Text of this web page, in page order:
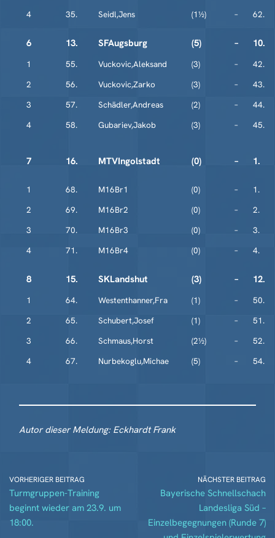
4
35. Seidl,Jens (1½) – 62.
6 13. SFAugsburg (5) – 10.
1 55. Vuckovic,Aleksand (3) –
42.
2
56. Vuckovic,Zarko (3) –
43.
3
57. Schädler,Andreas (2) –
44.
4
58. Gubariev,Jakob (3) – 45.
7 16. MTVIngolstadt (0) – 1.
1 68. M16Br1 (0) –
1.
2
69. M16Br2 (0) –
2.
3
70. M16Br3 (0) –
3.
4
71. M16Br4 (0) – 4.
8 15. SKLandshut (3) – 12.
1 64. Westenthanner,Fra (1) –
50.
2
65. Schubert,Josef (1) –
51.
3
66. Schmaus,Horst (2½) –
52.
4
67. Nurbekoglu,Michae (5) – 54.
Autor dieser Meldung: Eckhardt Frank
VORHERIGER BEITRAG
Turmgruppen-Training
beginnt wieder am 23.9. um
18:00.
NÄCHSTER BEITRAG
Bayerische Schnellschach
Landesliga Süd –
Einzelbegegnungen (Runde 7)